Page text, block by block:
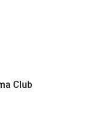
Club